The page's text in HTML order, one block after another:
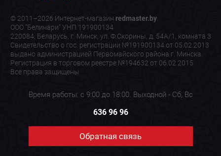
© 2011–2026 Интернет-магазин redmaster.by.
ООО "Белинари" УНП 191900134
220084, Беларусь, г. Минск, ул. Ф.Скорины, д. 54А/1, комната 3
Свидетельство о гос. регистрации №191900134 от 05.02.2013
выдано администрацией Первомайского района г. Минска.
Регистрация в торговом реестре №194632 от 06.02.2015
Все права защищены
Время работы: с 9:00 до 18:00. Выходной - Сб, Вс
636 96 96
Обратная связь